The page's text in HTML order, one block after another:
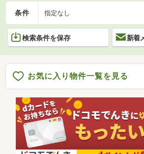
条件 指定なし
検索条件を保存 新着
お気に入り物件一覧を見る